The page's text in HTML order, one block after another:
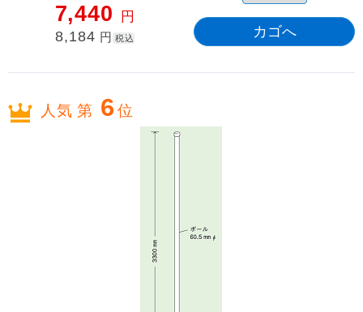
7,440 円
8,184 円 税込
人気 第 6位